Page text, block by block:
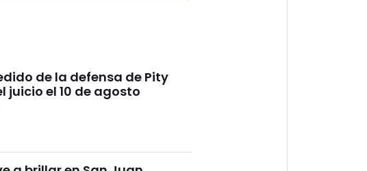
de la defensa de Pity
juicio el 10 de agosto